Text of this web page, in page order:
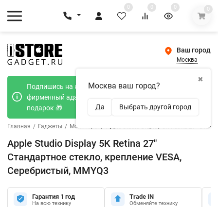
0 0 0 0
Ваш город
Москва
✖
Москва ваш город?
Да Выбрать другой город
Подпишись на наш телеграмм канал и получи
фирменный адаптер Type-C 20W при покупке в
подарок 🎁
Главная / Гаджеты / Мониторы / Apple Studio Display 5K Retina 27"
Apple Studio Display 5K Retina 27"
Стандартное стекло, крепление VESA,
Серебристый, MMYQ3
Гарантия 1 год
На всю технику
Trade IN
Обменяйте технику